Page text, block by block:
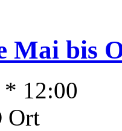
Mai bis
12:00
Ort